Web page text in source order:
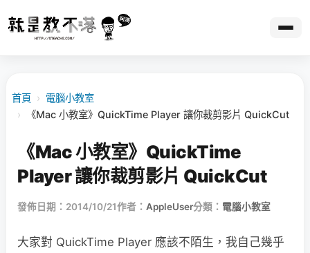
首頁 › 電腦小教室
›
《Mac 小教室》QuickTime Player 讓你裁剪影片 QuickCut
《Mac 小教室》QuickTime
Player 讓你裁剪影片 QuickCut
發佈日期：2014/10/21作者： AppleUser分類： 電腦小教室
大家對 QuickTime Player 應該不陌生，我自己幾乎